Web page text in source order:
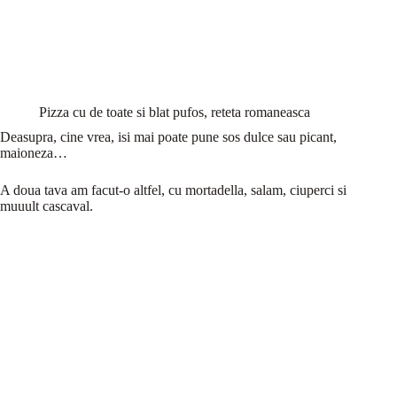
Pizza cu de toate si blat pufos, reteta romaneasca
Deasupra, cine vrea, isi mai poate pune sos dulce sau picant,
maioneza…
A doua tava am facut-o altfel, cu mortadella, salam, ciuperci si
muuult cascaval.